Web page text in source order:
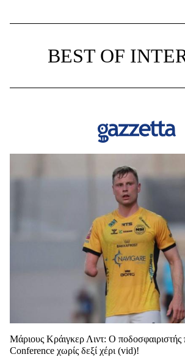
BEST OF
Μάριους Κράιγκερ Λιντ: Ο ποδοσφαιριστής
Conference χωρίς δεξί χέρι (vid)!